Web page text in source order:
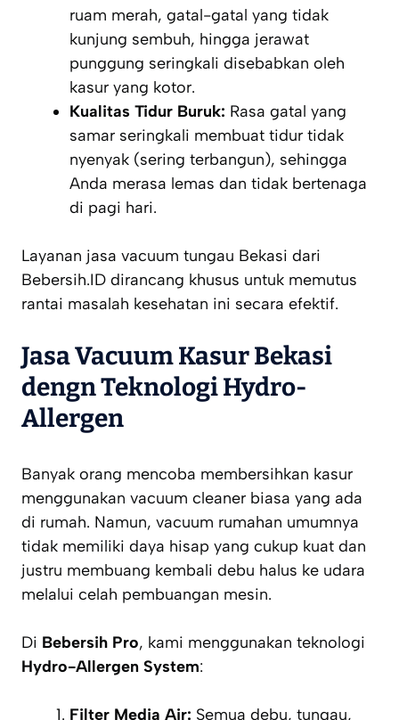
ruam merah, gatal-gatal yang tidak
kunjung sembuh, hingga jerawat
punggung seringkali disebabkan oleh
kasur yang kotor.
Kualitas Tidur Buruk: Rasa gatal yang
samar seringkali membuat tidur tidak
nyenyak (sering terbangun), sehingga
Anda merasa lemas dan tidak bertenaga
di pagi hari.
Layanan jasa vacuum tungau Bekasi dari
Bebersih.ID dirancang khusus untuk memutus
rantai masalah kesehatan ini secara efektif.
Jasa Vacuum Kasur Bekasi
dengn Teknologi Hydro-
Allergen
Banyak orang mencoba membersihkan kasur
menggunakan vacuum cleaner biasa yang ada
di rumah. Namun, vacuum rumahan umumnya
tidak memiliki daya hisap yang cukup kuat dan
justru membuang kembali debu halus ke udara
melalui celah pembuangan mesin.
Di Bebersih Pro, kami menggunakan teknologi
Hydro-Allergen System:
Filter Media Air: Semua debu, tungau,